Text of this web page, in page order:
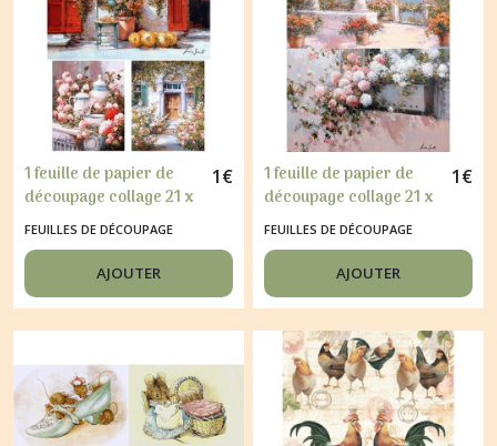
1 feuille de papier de
découpage collage 21 x
29,7 cm PORTE FLEURIE
1847
1€
FEUILLES DE DÉCOUPAGE
AJOUTER
1 feuille de papier de
découpage collage 21 x
29,7 cm VUE SUR MER
FLEUR 185
1€
FEUILLES DE DÉCOUPAGE
AJOUTER